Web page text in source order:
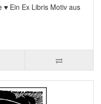
♥ Ein Ex Libris Motiv aus